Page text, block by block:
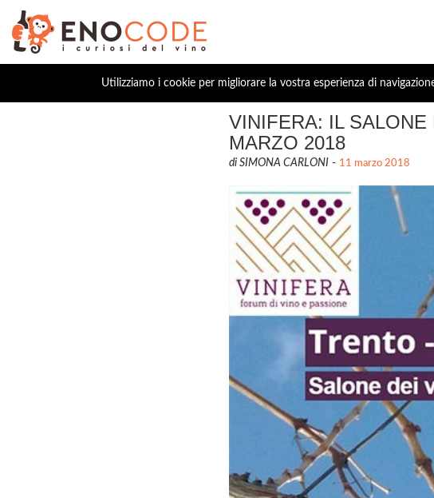
Utilizziamo i cookie per migliorare la vostra esperienza di
VINIFERA: IL
MARZO 2018
di SIMONA CARLONI - 11 marzo 2018